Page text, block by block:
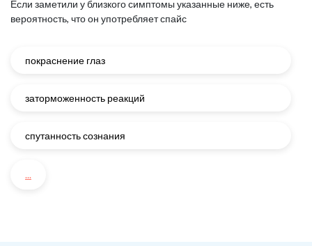
Если заметили у близкого симптомы указанные ниже, есть
вероятность, что он употребляет спайс
покраснение глаз
заторможенность реакций
спутанность сознания
...